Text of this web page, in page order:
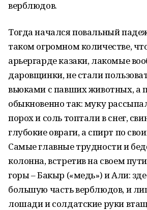
верблюдов.
Тогда начался повальный
таком огромном количестве,
арьергарде казаки, лакомые
даровщинки, не стали
вьюками с павших животных, а
обыкновенно так: муку
порох и соль топтали в снег,
глубокие овраги, а спирт по
Самые главные трудности и
колонна, встретив на своем
горы – Бакыр («медь») и Али:
большую часть верблюдов, и
лошади и солдатские руки